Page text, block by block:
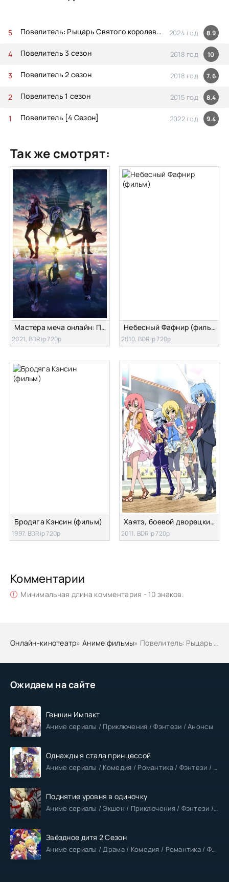
Ожидаем на сайте
Геншин Импакт
Аниме сериалы / Приключения / Фэнтези / Анонсы
Однажды я стала принцессой
Поднятие уровня в одиночку
Звёздное дитя 2 Сезон
Повелитель [4 Сезон] 2022 год 9.4
Повелитель 1 сезон 2015 год 8.4
Повелитель 2 сезон 2018 год 7.6
Повелитель 3 сезон 2018 год 10
Повелитель: Рыцарь Святого королевства (Фильм) 2024 год 8.9
Так же смотрят:
Мастера меча онлайн: Прогрессив
2021, BDRip 720p
Небесный Фафнир (фильм)
2010, BDRip 720p
Бродяга Кэнсин (фильм)
1997, BDRip 720p
Хаятэ, боевой дворецкий (фильм)
2011, BDRip 720p
Комментарии
Минимальная длина комментария - 10 знаков.
Онлайн-кинотеатр»Аниме фильмы» Повелитель: Рыцарь Святого королевства (Фильм)